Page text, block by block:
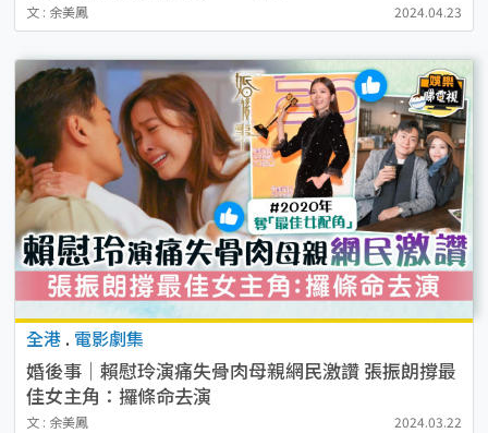
文 : 余美鳳 2024.04.23
全港 . 電影劇集
婚後事│賴慰玲演痛失骨肉母親網民激讚 張振朗撐最
佳女主角：攞條命去演
文 : 余美鳳 2024.03.22